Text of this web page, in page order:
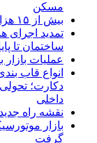
مسکن
بیش از ۱۵ هزار زائر اربعین به البرز بازگشتند
ساختمان تا
عملیات
انواع قاب
دکارت؛
داخلی
نقشه راه
بازار
گرفت